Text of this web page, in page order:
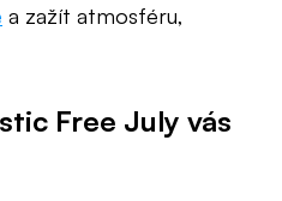
a zažít atmosféru,
Free July vás